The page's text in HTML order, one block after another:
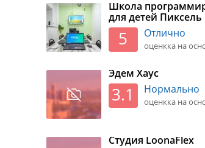
Школа
для детей Пиксель
Нелидовской улице
5 Отлично
оценкка на
Эдем Хаус
3.1 Нормально
оценкка на
Студия LoonaFlex